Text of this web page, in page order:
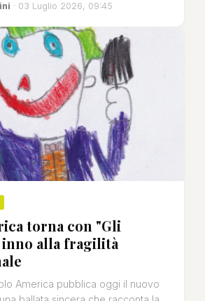
· 03 Luglio 2026, 09:45
torna con "Gli
alla fragilità
America pubblica oggi il nuovo